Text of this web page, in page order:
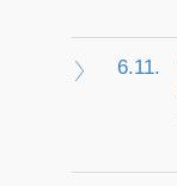
6.11.